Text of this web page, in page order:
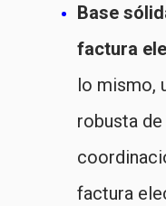
Base
factura
lo mismo,
robusta
factura